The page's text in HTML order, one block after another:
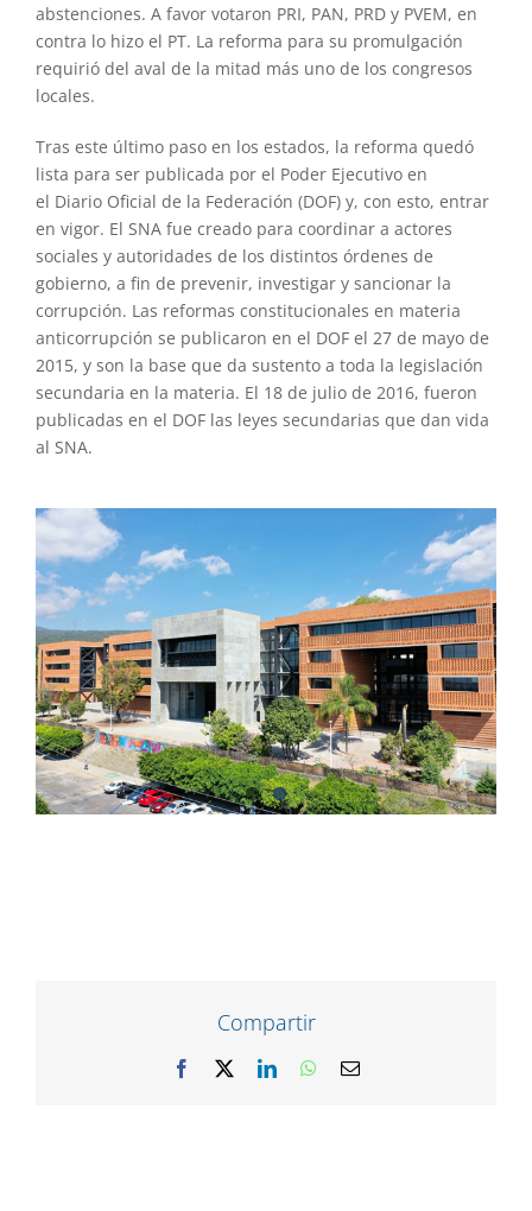
abstenciones. A favor votaron PRI, PAN, PRD y PVEM, en
contra lo hizo el PT. La reforma para su promulgación
requirió del aval de la mitad más uno de los congresos
locales.
Tras este último paso en los estados, la reforma quedó
lista para ser publicada por el Poder Ejecutivo en
el Diario Oficial de la Federación (DOF) y, con esto, entrar
en vigor. El SNA fue creado para coordinar a actores
sociales y autoridades de los distintos órdenes de
gobierno, a fin de prevenir, investigar y sancionar la
corrupción. Las reformas constitucionales en materia
anticorrupción se publicaron en el DOF el 27 de mayo de
2015, y son la base que da sustento a toda la legislación
secundaria en la materia. El 18 de julio de 2016, fueron
publicadas en el DOF las leyes secundarias que dan vida
al SNA.
Compartir
Facebook LinkedInWhatsApp
Correo